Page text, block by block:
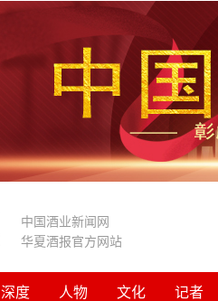
中国酒业新闻网
华夏酒报官方网站
深度 人物 文化 记者